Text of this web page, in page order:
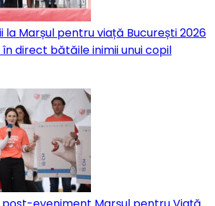
la Marșul pentru viață București 2026
direct bătăile inimii unui copil